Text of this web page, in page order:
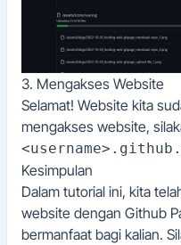
3. Mengakses Website
Selamat! Website kita
mengakses website,
Kesimpulan
Dalam tutorial ini, kita
website dengan Github
bermanfaat bagi kalian.